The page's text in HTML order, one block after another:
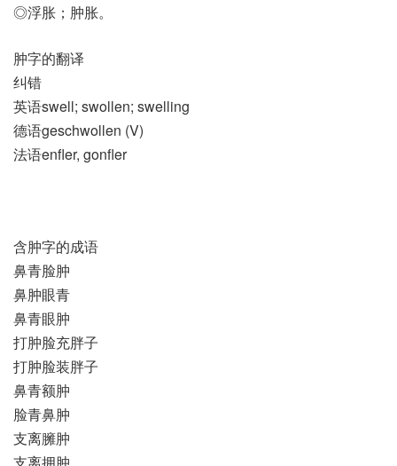
◎浮胀；肿胀。
肿字的翻译
纠错
英语swell; swollen; swelling
德语geschwollen (V)
法语enfler, gonfler
含肿字的成语
鼻青脸肿
鼻肿眼青
鼻青眼肿
打肿脸充胖子
打肿脸装胖子
鼻青额肿
脸青鼻肿
支离臃肿
支离拥肿